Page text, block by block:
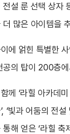
설 룬 선택 상자
더 많은 아이템을
에 얽힌 특별한
공의 탑이 200층
께 ‘라힐 아카데
‘빛과 어둠의 전
통해 얻은 ‘라힐